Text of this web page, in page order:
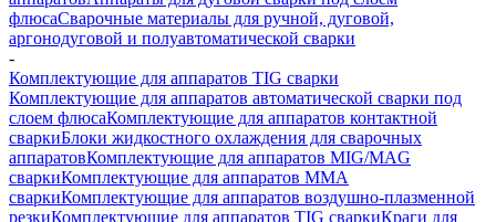
флюсаСварочные материалы для ручной, дуговой,
аргонодуговой и полуавтоматической сварки
-
Комплектующие для аппаратов TIG сварки
Комплектующие для аппаратов автоматической сварки под
слоем флюсаКомплектующие для аппаратов контактной
сваркиБлоки жидкостного охлаждения для сварочных
аппаратовКомплектующие для аппаратов MIG/MAG
сваркиКомплектующие для аппаратов ММА
сваркиКомплектующие для аппаратов воздушно-плазменной
резкиКомплектующие для аппаратов TIG сваркиКраги для